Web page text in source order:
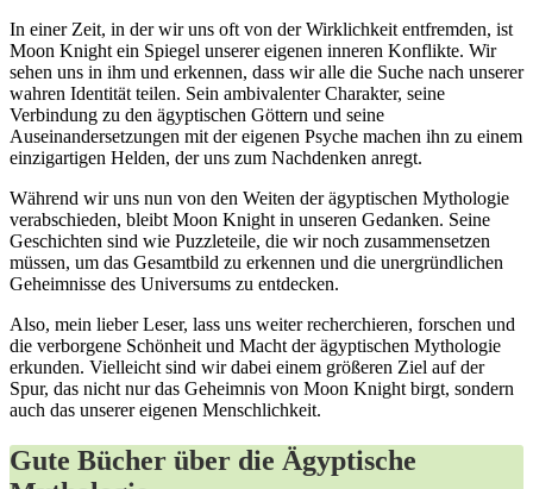
In einer Zeit, in der wir uns oft von der Wirklichkeit entfremden, ist
Moon Knight ein Spiegel unserer eigenen inneren Konflikte. Wir
sehen uns in ihm und erkennen, dass wir alle die Suche nach unserer
wahren Identität teilen. Sein ambivalenter Charakter, seine
Verbindung zu den ägyptischen Göttern und seine
Auseinandersetzungen mit der eigenen Psyche machen ihn zu einem
einzigartigen Helden, der uns zum Nachdenken anregt.
Während wir uns nun von den Weiten der ägyptischen Mythologie
verabschieden, bleibt Moon Knight in unseren Gedanken. Seine
Geschichten sind wie Puzzleteile, die wir noch zusammensetzen
müssen, um das Gesamtbild zu erkennen und die unergründlichen
Geheimnisse des Universums zu entdecken.
Also, mein lieber Leser, lass uns weiter recherchieren, forschen und
die verborgene Schönheit und Macht der ägyptischen Mythologie
erkunden. Vielleicht sind wir dabei einem größeren Ziel auf der
Spur, das nicht nur das Geheimnis von Moon Knight birgt, sondern
auch das unserer eigenen Menschlichkeit.
Gute Bücher über die Ägyptische